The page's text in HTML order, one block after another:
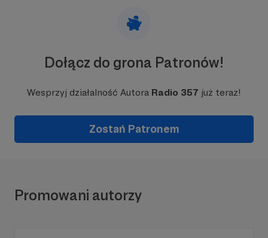
Dołącz do grona Patronów!
Wesprzyj działalność Autora Radio 357 już teraz!
Zostań Patronem
Promowani autorzy